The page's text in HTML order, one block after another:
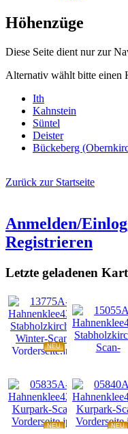
Höhenzüge
Diese Seite dient nur zur
Alternativ wählt bitte einen
Ith
Kahnstein
Süntel
Deister
Bückeberg
Zurück zur Startseite
Anmelden/
Registrieren
Letzte geladenen
NEU
NEU
NEU